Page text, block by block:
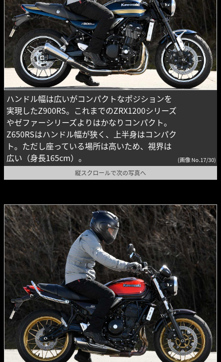
ハンドル幅は広いがコンパクトなポジションを
実現したZ900RS。これまでのZRX1200シリーズ
やゼファーシリーズよりはかなりコンパクト。
Z650RSはハンドル幅が狭く、上半身はコンパク
ト。ただし座っている場所は高いため、視界は
広い（身長165cm）。
(画像 No.17/30)
縦スクロールで次の写真へ